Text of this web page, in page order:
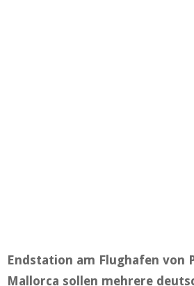
Endstation am Flughafen von
Mallorca sollen mehrere